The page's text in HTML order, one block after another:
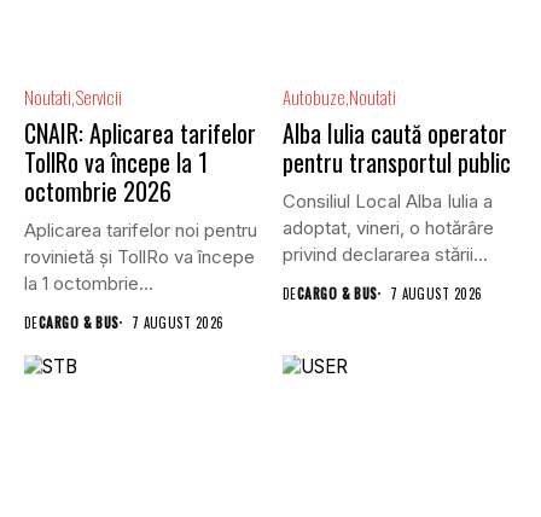
Noutati Servicii
CNAIR: Aplicarea tarifelor
TollRo va începe la 1
octombrie 2026
Aplicarea tarifelor noi pentru
rovinietă și TollRo va începe
la 1 octombrie...
DECARGO & BUS 7 AUGUST 2026
Autobuze Noutati
Alba Iulia caută operator
pentru transportul public
Consiliul Local Alba Iulia a
adoptat, vineri, o hotărâre
privind declararea stării...
DECARGO & BUS 7 AUGUST 2026